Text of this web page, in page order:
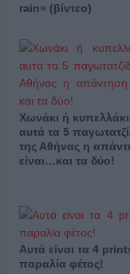
rain» (βίντεο)
Χωνάκι ή
αυτά τα 5
της Αθήνας η
είναι…και τα δύο!
Αυτά είναι τα 4
παραλία φέτος!